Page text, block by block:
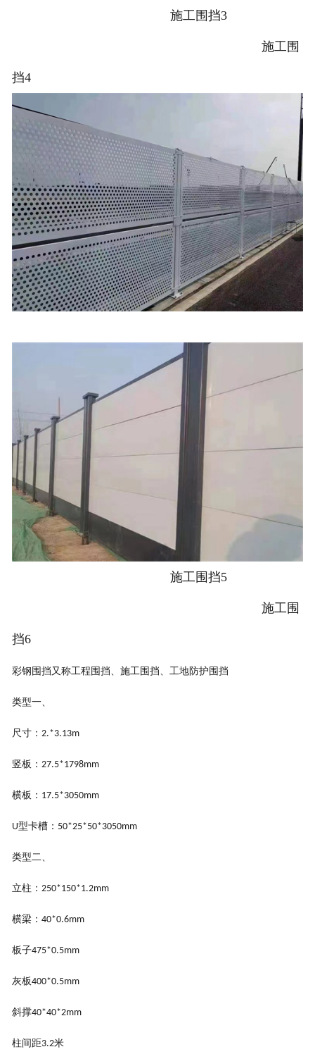
施工围挡3
施工围
挡4
施工围挡5
施工围
挡6
彩钢围挡又称工程围挡、施工围挡、工地防护围挡
类型一、
尺寸： 2.*3.13m
竖板： 27.5*1798mm
横板： 17.5*3050mm
U型卡槽： 50*25*50*3050mm
类型二、
立柱 ： 250*150*1.2mm
横梁： 40*0.6mm
板子475*0.5mm
灰板400*0.5mm
斜撑40*40*2mm
柱间距3.2米